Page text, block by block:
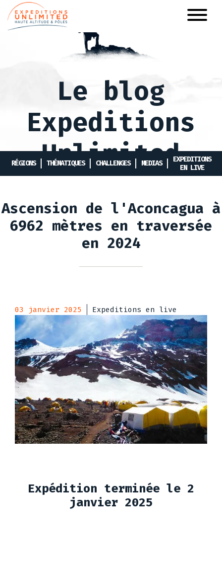
Aller
au
contenu
Le blog
Expeditions
Unlimited
RÉGIONS THÉMATIQUES CHALLENGES MEDIAS
EXPEDITIONS
EN LIVE
Ascension de l'Aconcagua à
6962 mètres en traversée
en 2024
03 janvier 2025 Expeditions en live
Expédition terminée le 2
janvier 2025